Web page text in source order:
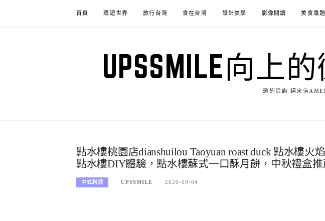
首頁 環遊世界 旅行台灣 食在台灣 設計美學 影像閱讀 美食專題
UPSSMILE向上
邀約洽詢 請來信
點水樓桃園店dianshuilou Taoyuan roast duck 點水樓火
點水樓DIY體驗，點水樓蘇式一口酥月餅，中秋禮盒
中式料理 UPSSMILE 2020-09-04